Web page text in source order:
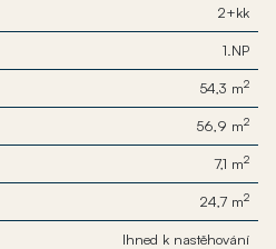
2+kk
1.NP
54,3 m2
56,9 m2
7,1 m2
24,7 m2
Ihned k nastěhování